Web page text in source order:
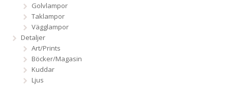
Golvlampor
Taklampor
Vägglampor
Detaljer
Art/Prints
Böcker/Magasin
Kuddar
Ljus